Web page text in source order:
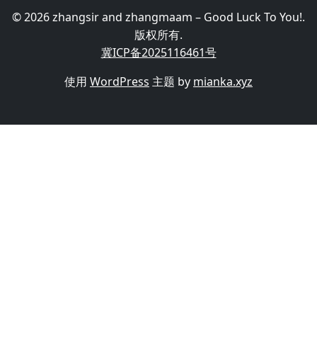
© 2026 zhangsir and zhangmaam – Good Luck To You!.
版权所有.
冀ICP备2025116461号
使用 WordPress 主题 by mianka.xyz